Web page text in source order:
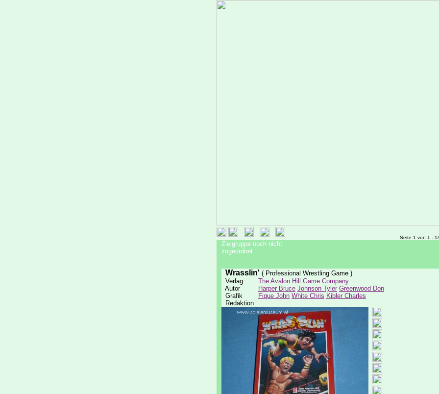
Seite 1 von 1
Zielgruppe noch nicht
zugeordnet
Wrasslin' ( Professional Wrestling Game )
Verlag
The Avalon Hill Game Company
Autor
Harper Bruce Johnson Tyler Greenwood Don
Grafik
Fique John White Chris Kibler Charles
Redaktion